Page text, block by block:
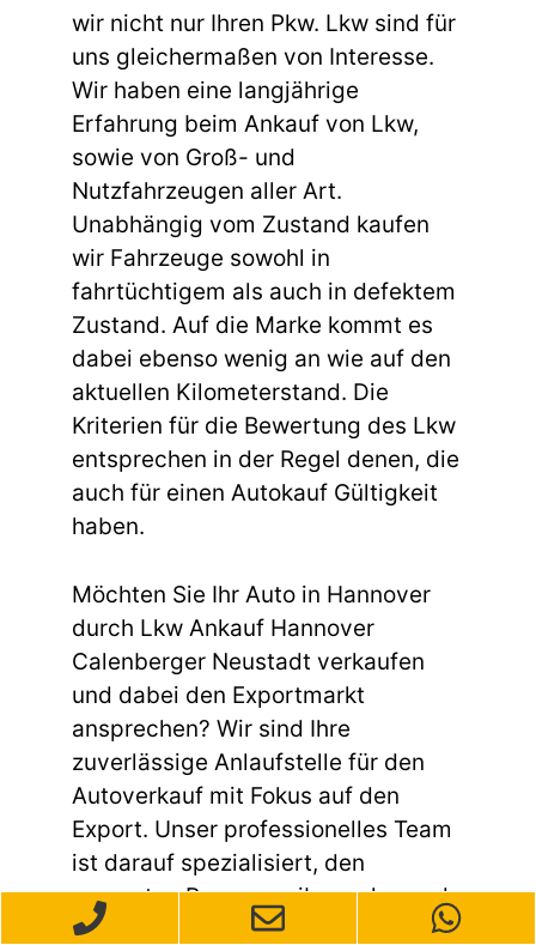
wir nicht nur Ihren Pkw. Lkw sind für
uns gleichermaßen von Interesse.
Wir haben eine langjährige
Erfahrung beim Ankauf von Lkw,
sowie von Groß- und
Nutzfahrzeugen aller Art.
Unabhängig vom Zustand kaufen
wir Fahrzeuge sowohl in
fahrtüchtigem als auch in defektem
Zustand. Auf die Marke kommt es
dabei ebenso wenig an wie auf den
aktuellen Kilometerstand. Die
Kriterien für die Bewertung des Lkw
entsprechen in der Regel denen, die
auch für einen Autokauf Gültigkeit
haben.
Möchten Sie Ihr Auto in Hannover
durch Lkw Ankauf Hannover
Calenberger Neustadt verkaufen
und dabei den Exportmarkt
ansprechen? Wir sind Ihre
zuverlässige Anlaufstelle für den
Autoverkauf mit Fokus auf den
Export. Unser professionelles Team
ist darauf spezialisiert, den
gesamten Prozess reibungslos und
effizient zu gestalten. Egal, ob Ihr